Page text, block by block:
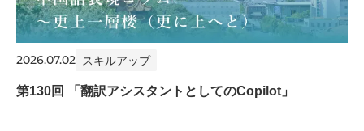
2026.07.02 スキルアップ
第130回 「翻訳アシスタントとしてのCopilot」